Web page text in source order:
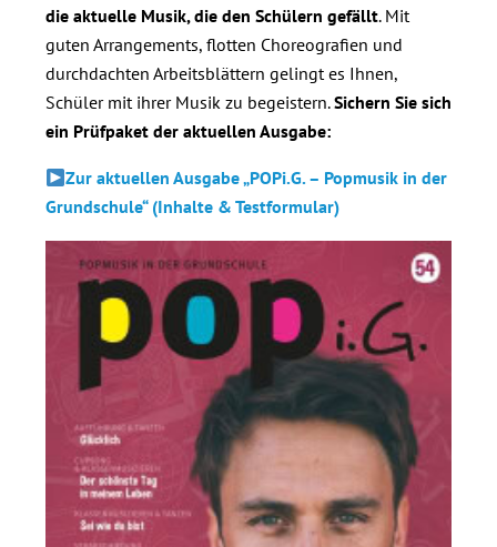
die aktuelle Musik, die den Schülern gefällt. Mit
guten Arrangements, flotten Choreografien und
durchdachten Arbeitsblättern gelingt es Ihnen,
Schüler mit ihrer Musik zu begeistern.Sichern Sie sich
ein Prüfpaket der aktuellen Ausgabe:
Zur aktuellen Ausgabe „POPi.G. – Popmusik in der
Grundschule“ (Inhalte & Testformular)